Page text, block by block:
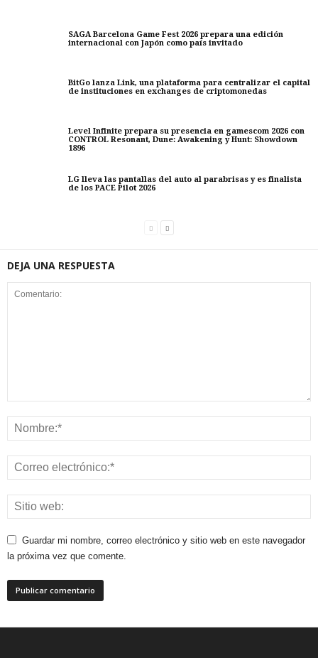
SAGA Barcelona Game Fest 2026 prepara una edición
internacional con Japón como país invitado
BitGo lanza Link, una plataforma para centralizar el capital
de instituciones en exchanges de criptomonedas
Level Infinite prepara su presencia en gamescom 2026 con
CONTROL Resonant, Dune: Awakening y Hunt: Showdown
1896
LG lleva las pantallas del auto al parabrisas y es finalista
de los PACE Pilot 2026
DEJA UNA RESPUESTA
Guardar mi nombre, correo electrónico y sitio web en este navegador
la próxima vez que comente.